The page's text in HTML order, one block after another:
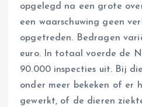
opgelegd na een grote
een waarschuwing geen
opgetreden. Bedragen
euro. In totaal voerde de
90.000 inspecties uit. Bij
onder meer bekeken of er
gewerkt, of de dieren